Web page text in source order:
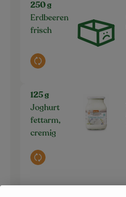
250 g
Erdbeeren
frisch
Auswahl ändern
125 g
Joghurt
fettarm,
cremig
Auswahl ändern